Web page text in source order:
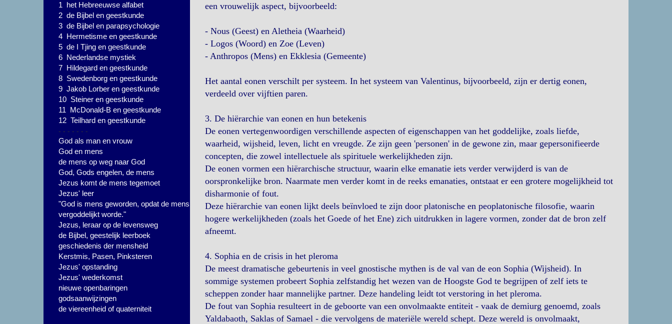
1 het Hebreeuwse alfabet
2 de Bijbel en geestkunde
3 de Bijbel en parapsychologie
4 Hermetisme en geestkunde
5 de I Tjing en geestkunde
6 Nederlandse mystiek
7 Hildegard en geestkunde
8 Swedenborg en geestkunde
9 Jakob Lorber en geestkunde
10 Steiner en geestkunde
11 McDonald-B en geestkunde
12 Teilhard en geestkunde
- - - - - - -
God als man en vrouw
God en mens
de mens op weg naar God
God, Gods engelen, de mens
Jezus komt de mens tegemoet
Jezus' leer
"God is mens geworden, opdat de mens
vergoddelijkt worde."
Jezus, leraar op de levensweg
de Bijbel, geestelijk leerboek
geschiedenis der mensheid
Kerstmis, Pasen, Pinksteren
Jezus' opstanding
Jezus' wederkomst
nieuwe openbaringen
godsaanwijzingen
de viereenheid of quaterniteit
een vrouwelijk aspect, bijvoorbeeld:
- Nous (Geest) en Aletheia (Waarheid)
- Logos (Woord) en Zoe (Leven)
- Anthropos (Mens) en Ekklesia (Gemeente)
Het aantal eonen verschilt per systeem. In het systeem van Valentinus, bijvoorbeeld, zijn er dertig eonen,
verdeeld over vijftien paren.
3. De hiërarchie van eonen en hun betekenis
De eonen vertegenwoordigen verschillende aspecten of eigenschappen van het goddelijke, zoals liefde,
waarheid, wijsheid, leven, licht en vreugde. Ze zijn geen 'personen' in de gewone zin, maar gepersonifieerde
concepten, die zowel intellectuele als spirituele werkelijkheden zijn.
De eonen vormen een hiërarchische structuur, waarin elke emanatie iets verder verwijderd is van de
oorspronkelijke bron. Naarmate men verder komt in de reeks emanaties, ontstaat er een grotere mogelijkheid tot
disharmonie of fout.
Deze hiërarchie van eonen lijkt deels beïnvloed te zijn door platonische en peoplatonische filosofie, waarin
hogere werkelijkheden (zoals het Goede of het Ene) zich uitdrukken in lagere vormen, zonder dat de bron zelf
afneemt.
4. Sophia en de crisis in het pleroma
De meest dramatische gebeurtenis in veel gnostische mythen is de val van de eon Sophia (Wijsheid). In
sommige systemen probeert Sophia zelfstandig het wezen van de Hoogste God te begrijpen of zelf iets te
scheppen zonder haar mannelijke partner. Deze handeling leidt tot verstoring in het pleroma.
De fout van Sophia resulteert in de geboorte van een onvolmaakte entiteit - vaak de demiurg genoemd, zoals
Yaldabaoth, Saklas of Samael - die vervolgens de materiële wereld schept. Deze wereld is onvolmaakt,